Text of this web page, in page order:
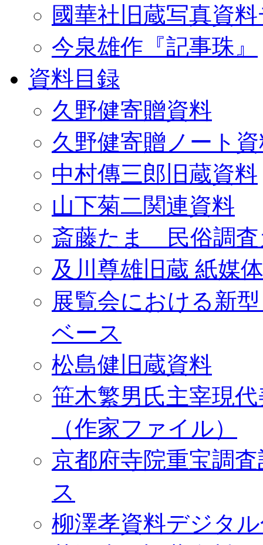
國華社旧蔵写真資
今泉雄作『記事珠』
資料目録
久野健寄贈資料
久野健寄贈ノート
中村傳三郎旧蔵資料
山下菊二関連資料
斎藤たま 民俗調査
及川尊雄旧蔵 紙媒
展覧会における新
ベース
松島健旧蔵資料
笹木繁男氏主宰現
（作家ファイル）
京都府寺院重宝調
ス
柳澤孝資料デジタ